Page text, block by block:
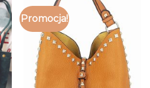
Promocja!